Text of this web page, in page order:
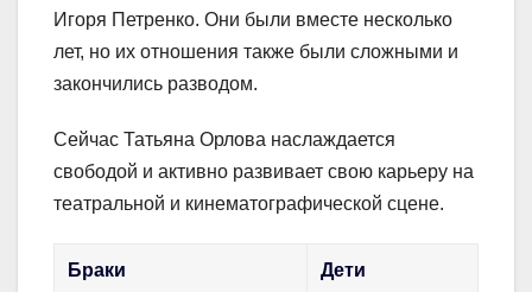
Игоря Петренко. Они были вместе несколько
лет, но их отношения также были сложными и
закончились разводом.
Сейчас Татьяна Орлова наслаждается
свободой и активно развивает свою карьеру на
театральной и кинематографической сцене.
Браки Дети